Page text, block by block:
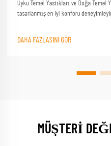
Uyku Temel Yastıkları ve Doğa
tasarlanmış en iyi konforu
DAHA FAZLASINI GÖR
MÜŞTERİ